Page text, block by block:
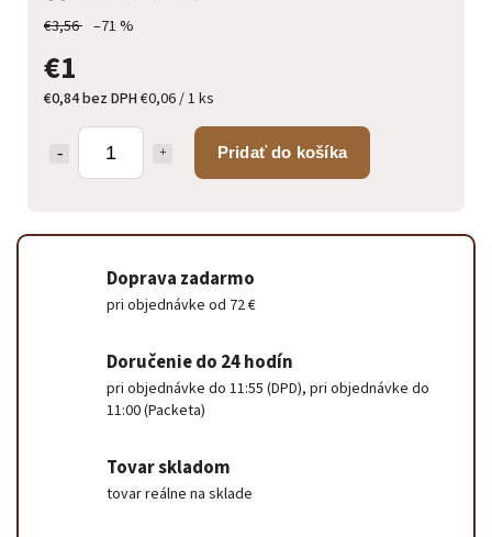
€3,56 –71 %
€1
€0,84 bez DPH€0,06 / 1 ks
Pridať do košíka
Doprava zadarmo
pri objednávke od 72 €
Doručenie do 24 hodín
pri objednávke do 11:55 (DPD), pri objednávke do
11:00 (Packeta)
Tovar skladom
tovar reálne na sklade